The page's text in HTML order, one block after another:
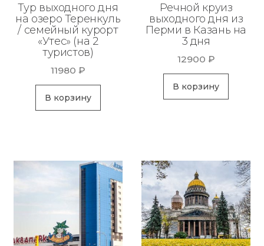
Тур выходного дня
на озеро Теренкуль
/ семейный курорт
«Утес» (на 2
туристов)
11980 ₽
В корзину
Речной круиз
выходного дня из
Перми в Казань на
3 дня
12900 ₽
В корзину